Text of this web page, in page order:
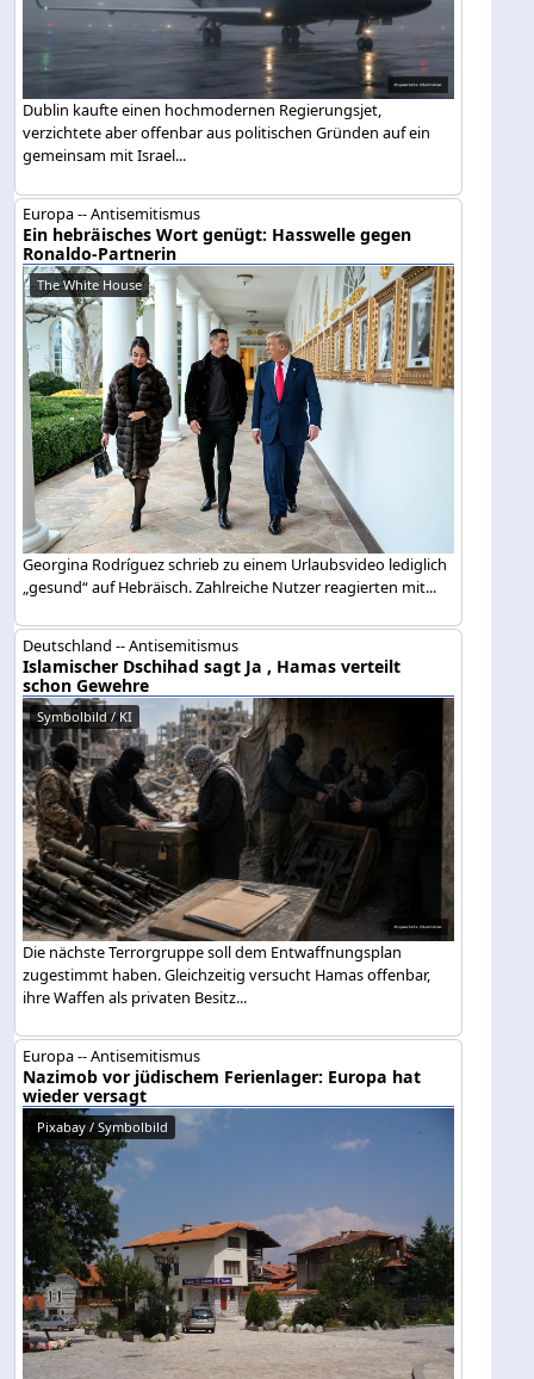
Dublin kaufte einen hochmodernen Regierungsjet,
verzichtete aber offenbar aus politischen Gründen auf ein
gemeinsam mit Israel...
Europa -- Antisemitismus
Ein hebräisches Wort genügt: Hasswelle gegen
Ronaldo-Partnerin
The White House
Georgina Rodríguez schrieb zu einem Urlaubsvideo lediglich
„gesund“ auf Hebräisch. Zahlreiche Nutzer reagierten mit...
Deutschland -- Antisemitismus
Islamischer Dschihad sagt Ja , Hamas verteilt
schon Gewehre
Symbolbild / KI
Die nächste Terrorgruppe soll dem Entwaffnungsplan
zugestimmt haben. Gleichzeitig versucht Hamas offenbar,
ihre Waffen als privaten Besitz...
Europa -- Antisemitismus
Nazimob vor jüdischem Ferienlager: Europa hat
wieder versagt
Pixabay / Symbolbild